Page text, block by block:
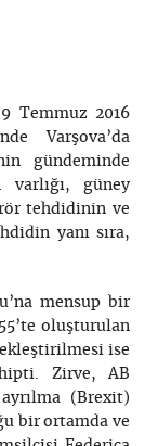
Temmuz 2016
Varşova’da
gündeminde
varlığı, güney
tehdidinin ve
yanı sıra,
mensup bir
oluşturulan
ise
Zirve, AB
ayrılma (Brexit)
bir ortamda ve